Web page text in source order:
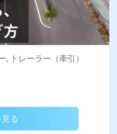
トレーラー（牽引）
る